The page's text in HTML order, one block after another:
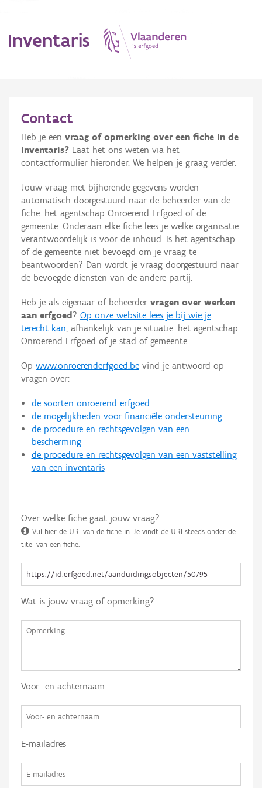
Inventaris
Erfgoedobject
Aanduidingsobject
Waarneming
Thema
Gebeurtenis
Persoon of collectief
Hergebruik
Aanmelden
Contact
Heb je een vraag of opmerking over een fiche in de
inventaris? Laat het ons weten via het
contactformulier hieronder. We helpen je graag verder.
Jouw vraag met bijhorende gegevens worden
automatisch doorgestuurd naar de beheerder van de
fiche: het agentschap Onroerend Erfgoed of de
gemeente. Onderaan elke fiche lees je welke organisatie
verantwoordelijk is voor de inhoud. Is het agentschap
of de gemeente niet bevoegd om je vraag te
beantwoorden? Dan wordt je vraag doorgestuurd naar
de bevoegde diensten van de andere partij.
Heb je als eigenaar of beheerder vragen over werken
aan erfgoed ? Op onze website lees je bij wie je
terecht kan, afhankelijk van je situatie: het agentschap
Onroerend Erfgoed of je stad of gemeente.
Op www.onroerenderfgoed.be vind je antwoord op
vragen over:
de soorten onroerend erfgoed
de mogelijkheden voor financiële ondersteuning
de procedure en rechtsgevolgen van een
bescherming
de procedure en rechtsgevolgen van een vaststelling
van een inventaris
Over welke fiche gaat jouw vraag?
Vul hier de URI van de fiche in. Je vindt de URI steeds onder de
titel van een fiche.
Wat is jouw vraag of opmerking?
Voor- en achternaam
E-mailadres